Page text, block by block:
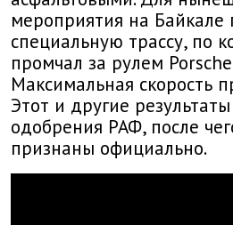
мероприятия на Байкале
специальную трассу, по
промчал за рулем
Максимальная скорость
Этот и другие
одобрения РАФ, после
признаны официально.